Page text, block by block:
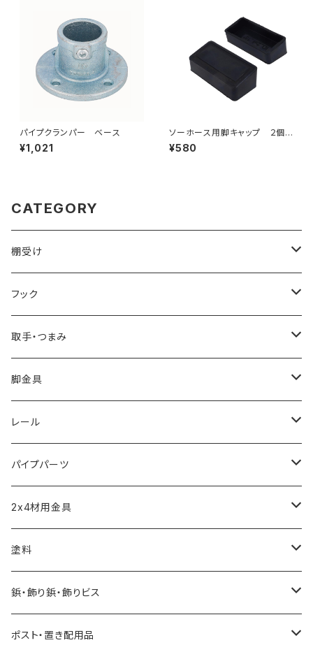
パイプクランパー ベース
¥1,021
ソーホース用脚キャップ ２個セ
ット
¥580
CATEGORY
棚受け
ブレース棚受け
フック
ビス留め
取手・つまみ
取手
つまみ
脚金具
アジャスター
短めな脚金具
レール
モール
引き戸レール
パイプパーツ
パイプクランパー
2x4材用金具
ソーホースブラケット
塗料
水性自然塗料
0.2L
油性自然塗料
鋲・飾り鋲・飾りビス
太鼓鋲
ポスト・置き配用品